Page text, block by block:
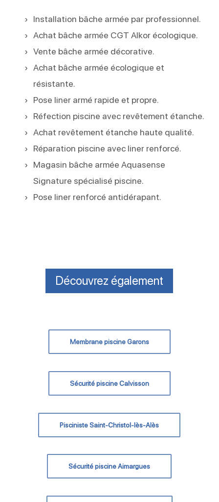
Installation bâche armée par professionnel.
Achat bâche armée CGT Alkor écologique.
Vente bâche armée décorative.
Achat bâche armée écologique et
résistante.
Pose liner armé rapide et propre.
Réfection piscine avec revêtement étanche.
Achat revêtement étanche haute qualité.
Réparation piscine avec liner renforcé.
Magasin bâche armée Aquasense
Signature spécialisé piscine.
Pose liner renforcé antidérapant.
Découvrez également
Membrane piscine Garons
Sécurité piscine Calvisson
Pisciniste Saint-Christol-lès-Alès
Sécurité piscine Aimargues